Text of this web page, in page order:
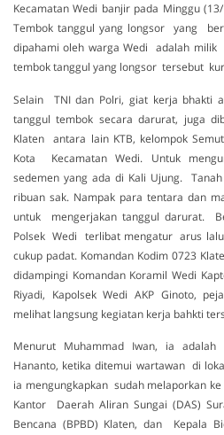
Kecamatan Wedi banjir pada Minggu
Tembok tanggul yang longsor yang
dipahami oleh warga Wedi adalah
tembok tanggul yang longsor tersebut
Selain TNI dan Polri, giat kerja bhakti
tanggul tembok secara darurat, juga
Klaten antara lain KTB, kelompok
Kota Kecamatan Wedi. Untuk
sedemen yang ada di Kali Ujung.
ribuan sak. Nampak para tentara dan
untuk mengerjakan tanggul darurat.
Polsek Wedi terlibat mengatur arus
cukup padat. Komandan Kodim 0723
didampingi Komandan Koramil Wedi
Riyadi, Kapolsek Wedi AKP Ginoto,
melihat langsung kegiatan kerja bahkti
Menurut Muhammad Iwan, ia adalah
Hananto, ketika ditemui wartawan di
ia mengungkapkan sudah melaporkan
Kantor Daerah Aliran Sungai (DAS)
Bencana (BPBD) Klaten, dan Kepala